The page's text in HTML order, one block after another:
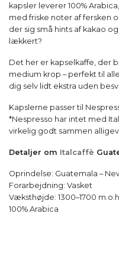
kapsler leverer 100%
med friske noter af fersken
der sig små hints af kakao
lækkert?
Det her er kapselkaffe, der
medium krop – perfekt til
dig selv lidt ekstra uden
Kapslerne passer til
*Nespresso har intet med
virkelig godt sammen
Detaljer om Italcaffè
Oprindelse: Guatemala –
Forarbejdning: Vasket
Væksthøjde: 1300–1700 m.o.h.
100% Arabica